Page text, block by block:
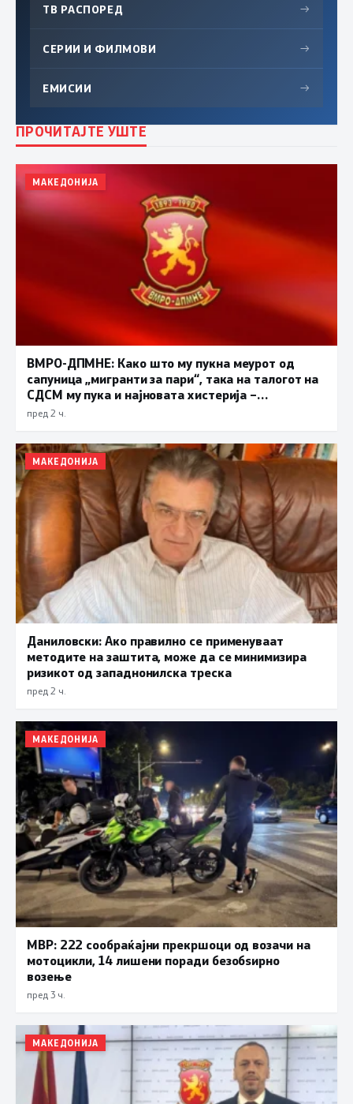
ТВ РАСПОРЕД →
СЕРИИ И ФИЛМОВИ →
ЕМИСИИ →
ПРОЧИТАЈТЕ УШТЕ
МАКЕДОНИЈА
ВМРО-ДПМНЕ: Како што му пукна меурот од
сапуница „мигранти за пари“, така на талогот на
СДСМ му пука и најновата хистерија –
прифаќање на француски предлог
пред 2 ч.
МАКЕДОНИЈА
Даниловски: Ако правилно се применуваат
методите на заштита, може да се минимизира
ризикот од западнонилска треска
пред 2 ч.
МАКЕДОНИЈА
МВР: 222 сообраќајни прекршоци од возачи на
мотоцикли, 14 лишени поради безобѕирно
возење
пред 3 ч.
МАКЕДОНИЈА